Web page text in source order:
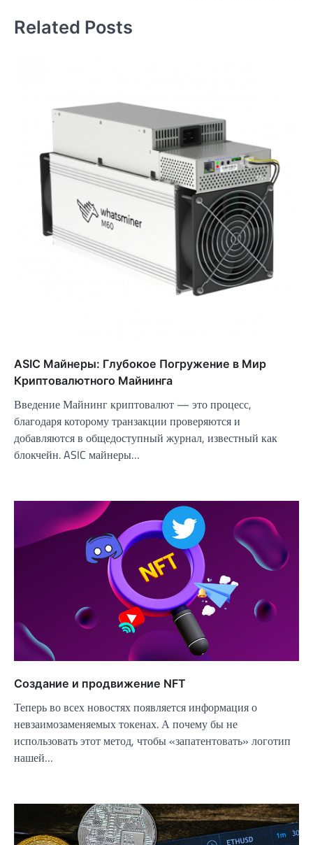
Related Posts
ASIC Майнеры: Глубокое Погружение в Мир
Криптовалютного Майнинга
Введение Майнинг криптовалют — это процесс,
благодаря которому транзакции проверяются и
добавляются в общедоступный журнал, известный как
блокчейн. ASIC майнеры…
Создание и продвижение NFT
Теперь во всех новостях появляется информация о
невзаимозаменяемых токенах. А почему бы не
использовать этот метод, чтобы «запатентовать» логотип
нашей…